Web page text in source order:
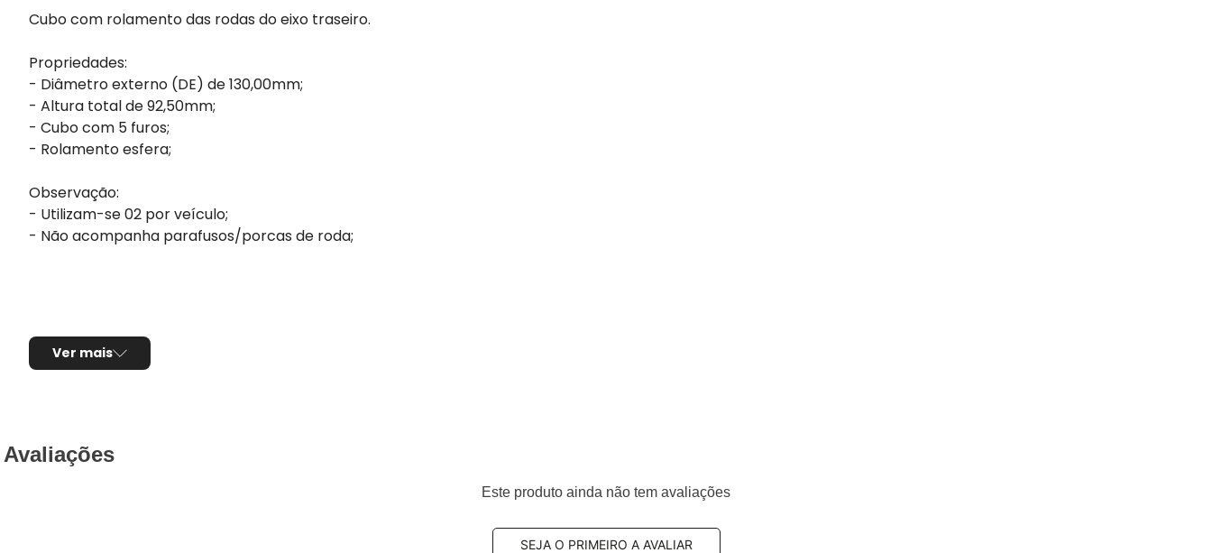
Cubo com rolamento das rodas do eixo traseiro.
Propriedades:
- Diâmetro externo (DE) de 130,00mm;
- Altura total de 92,50mm;
- Cubo com 5 furos;
- Rolamento esfera;
Observação:
- Utilizam-se 02 por veículo;
- Não acompanha parafusos/porcas de roda;
Ver mais
Avaliações
Este produto ainda não tem avaliações
SEJA O PRIMEIRO A AVALIAR